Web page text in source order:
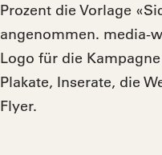
Prozent die Vorlage
angenommen. media-
Logo für die
Plakate, Inserate, die
Flyer.